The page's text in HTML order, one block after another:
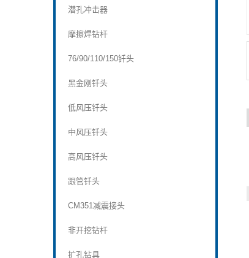
潜孔冲击器
摩擦焊钻杆
76/90/110/150钎头
黑金刚钎头
低风压钎头
中风压钎头
高风压钎头
跟管钎头
CM351减震接头
非开挖钻杆
扩孔钻具